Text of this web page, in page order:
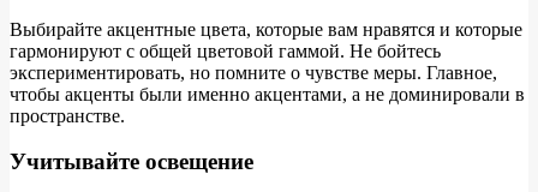
Выбирайте акцентные цвета, которые вам нравятся и которые
гармонируют с общей цветовой гаммой. Не бойтесь
экспериментировать, но помните о чувстве меры. Главное,
чтобы акценты были именно акцентами, а не доминировали в
пространстве.
Учитывайте освещение